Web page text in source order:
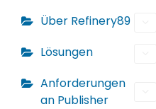
Über Refinery89
Lösungen
Anforderungen
an Publisher